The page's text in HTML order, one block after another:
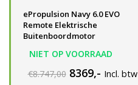
ePropulsion Navy 6.0 EVO
Remote Elektrische
Buitenboordmotor
NIET OP VOORRAAD
(3072Wh - 48V)
NIET OP VOORRAAD
€8.747,00 8369,- Incl. btw